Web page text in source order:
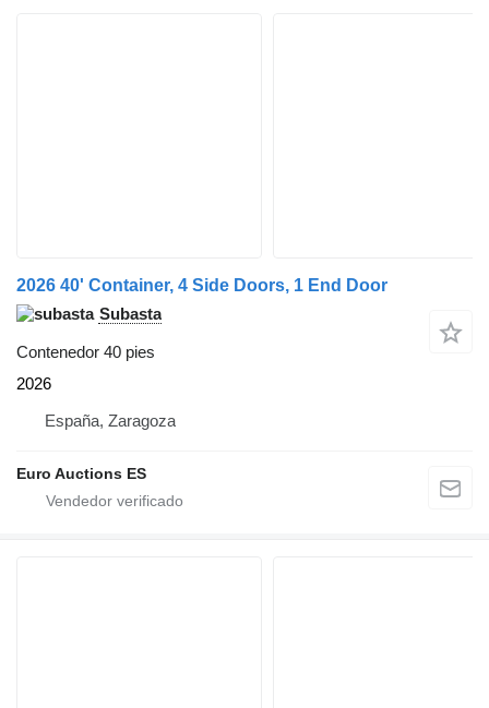
2026 40' Container, 4 Side Doors, 1 End Door
Subasta
Contenedor 40 pies
2026
España, Zaragoza
Euro Auctions ES